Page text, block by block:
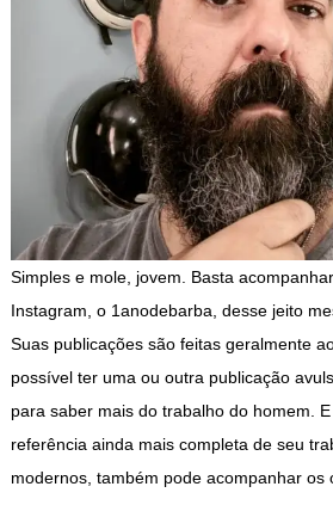
Simples e mole, jovem. Basta
Instagram, o 1anodebarba, desse jeito
Suas publicações são feitas geralmente
possível ter uma ou outra publicação
para saber mais do trabalho do homem.
referência ainda mais completa de seu
modernos, também pode acompanhar os